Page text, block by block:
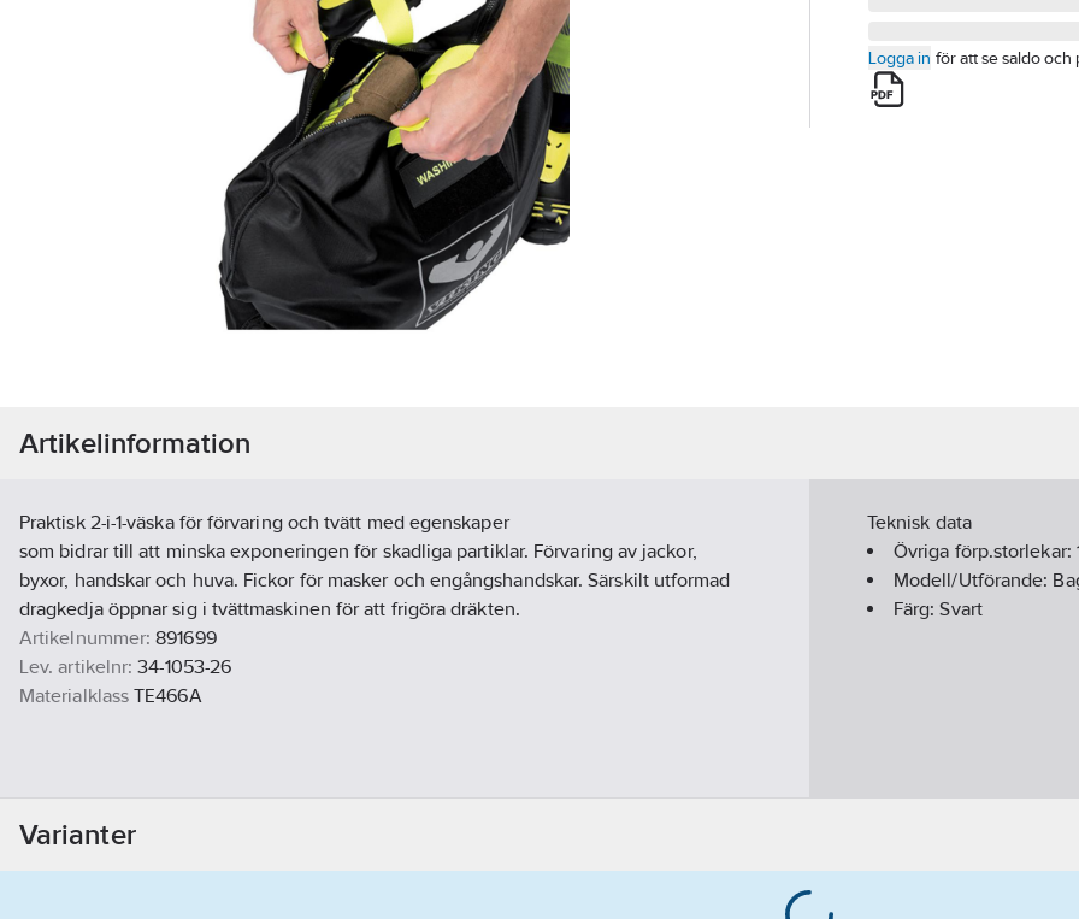
Logga in för att se saldo och
Artikelinformation
Praktisk 2-i-1-väska för förvaring och tvätt med egenskaper
som bidrar till att minska exponeringen för skadliga partiklar. Förvaring av jackor,
byxor, handskar och huva. Fickor för masker och engångshandskar. Särskilt utformad
dragkedja öppnar sig i tvättmaskinen för att frigöra dräkten.
Artikelnummer: 891699
Lev. artikelnr: 34-1053-26
Materialklass TE466A
Teknisk data
Övriga förp.storlekar:
Modell/Utförande:
Färg:Svart
Varianter